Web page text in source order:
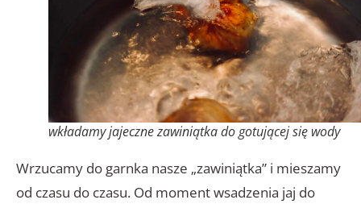
wkładamy jajeczne zawiniątka do gotującej się wody
Wrzucamy do garnka nasze „zawiniątka” i mieszamy
od czasu do czasu. Od moment wsadzenia jaj do